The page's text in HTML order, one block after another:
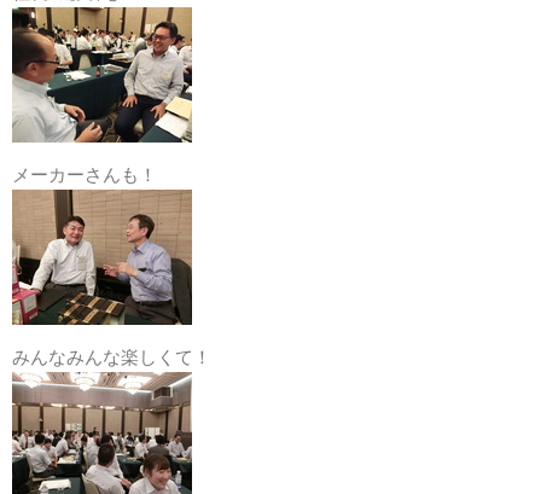
メーカーさんも！
みんなみんな楽しくて！